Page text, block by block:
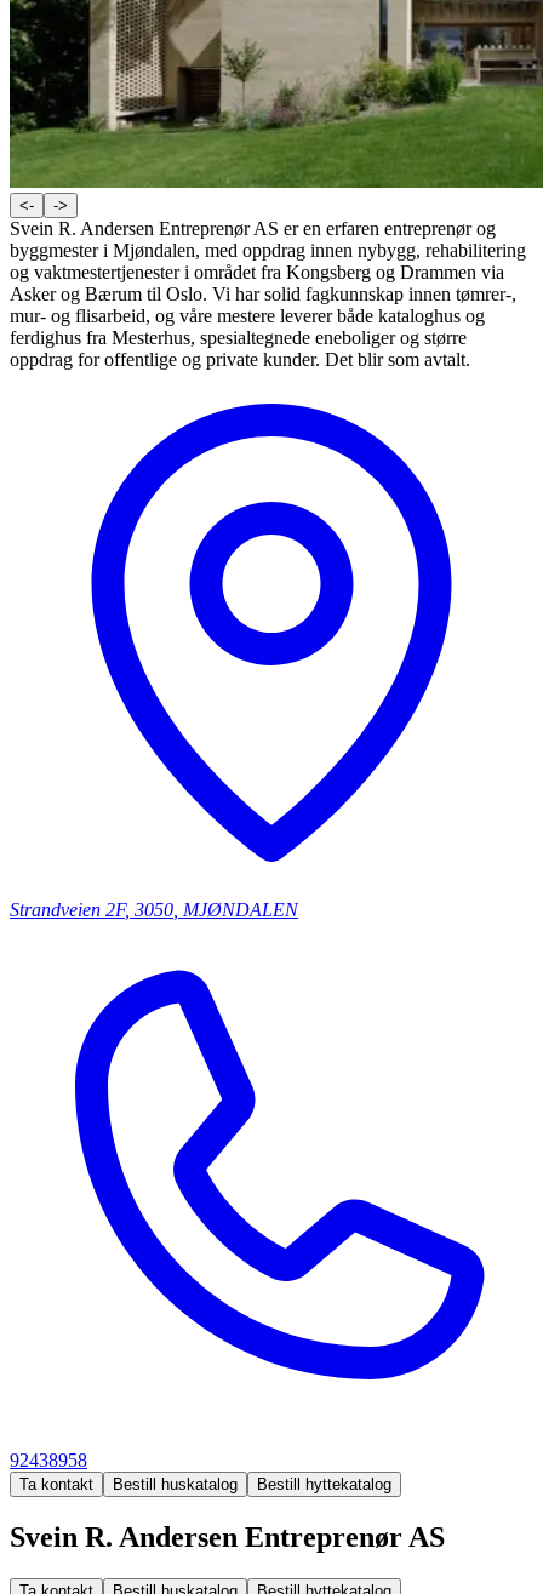
<- ->
Svein R. Andersen Entreprenør AS er en erfaren entreprenør og
byggmester i Mjøndalen, med oppdrag innen nybygg, rehabilitering
og vaktmestertjenester i området fra Kongsberg og Drammen via
Asker og Bærum til Oslo. Vi har solid fagkunnskap innen tømrer-,
mur- og flisarbeid, og våre mestere leverer både kataloghus og
ferdighus fra Mesterhus, spesialtegnede eneboliger og større
oppdrag for offentlige og private kunder. Det blir som avtalt.
Strandveien 2F, 3050 MJØNDALEN
92438958
Ta kontakt Bestill huskatalog Bestill hyttekatalog
Svein R. Andersen Entreprenør AS